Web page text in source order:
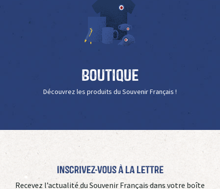
Boutique
Découvrez les produits du Souvenir Français !
Inscrivez-vous à La Lettre
Recevez l’actualité du Souvenir Français dans votre boîte